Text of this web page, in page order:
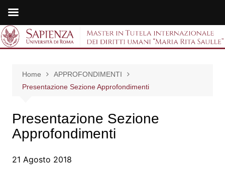
Salta
al
internazionale dei
diritti umani "Maria
Home
APPROFONDIMENTI
Presentazione Sezione Approfondimenti
Presentazione Sezione
Approfondimenti
21 Agosto 2018